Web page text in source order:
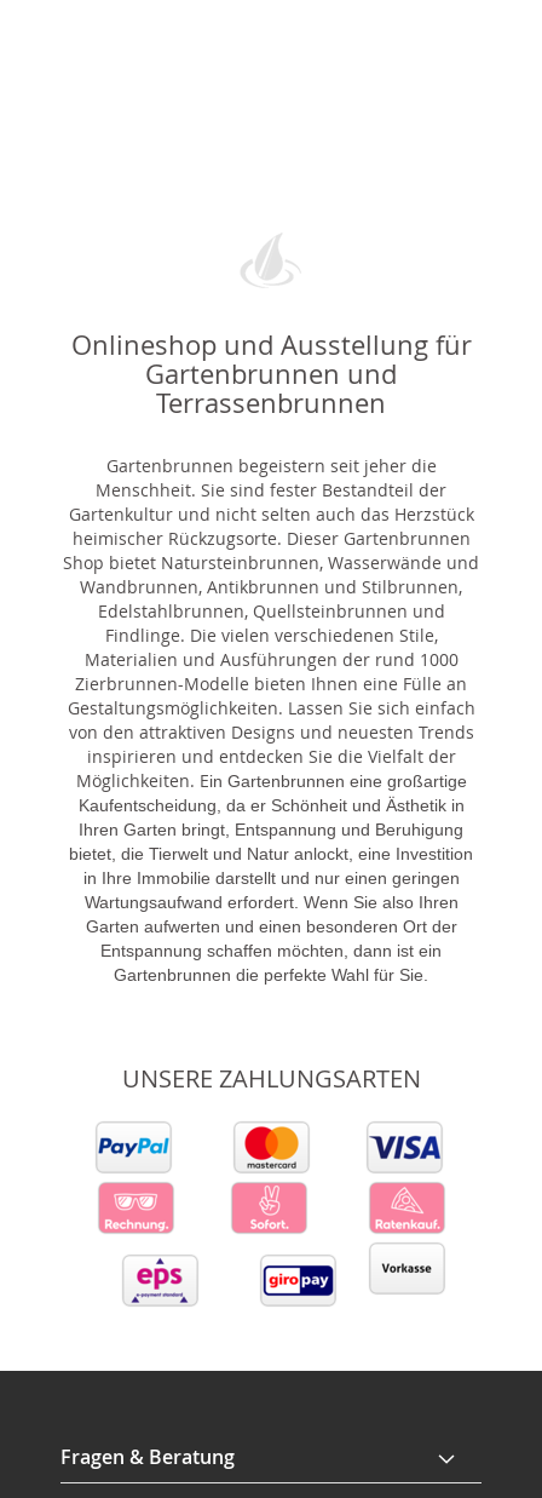
Onlineshop und Ausstellung für
Gartenbrunnen und
Terrassenbrunnen
Gartenbrunnen begeistern seit jeher die
Menschheit. Sie sind fester Bestandteil der
Gartenkultur und nicht selten auch das Herzstück
heimischer Rückzugsorte. Dieser Gartenbrunnen
Shop bietet Natursteinbrunnen, Wasserwände und
Wandbrunnen, Antikbrunnen und Stilbrunnen,
Edelstahlbrunnen, Quellsteinbrunnen und
Findlinge. Die vielen verschiedenen Stile,
Materialien und Ausführungen der rund 1000
Zierbrunnen-Modelle bieten Ihnen eine Fülle an
Gestaltungsmöglichkeiten. Lassen Sie sich einfach
von den attraktiven Designs und neuesten Trends
inspirieren und entdecken Sie die Vielfalt der
Möglichkeiten. Ein Gartenbrunnen eine großartige
Kaufentscheidung, da er Schönheit und Ästhetik in
Ihren Garten bringt, Entspannung und Beruhigung
bietet, die Tierwelt und Natur anlockt, eine Investition
in Ihre Immobilie darstellt und nur einen geringen
Wartungsaufwand erfordert. Wenn Sie also Ihren
Garten aufwerten und einen besonderen Ort der
Entspannung schaffen möchten, dann ist ein
Gartenbrunnen die perfekte Wahl für Sie.
UNSERE ZAHLUNGSARTEN
Fragen & Beratung